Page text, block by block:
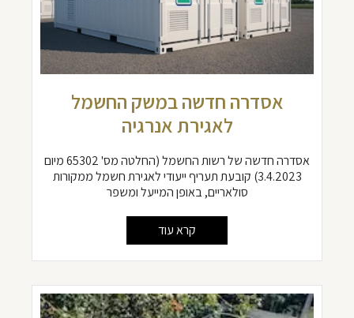
אסדרה חדשה במשק החשמל
לאגירת אנרגיה
אסדרה חדשה של רשות החשמל (החלטה מס' 65302 מיום
3.4.2023) קובעת תעריף ייעודי לאגירת חשמל ממקורות
סולאריים, באופן המייעל ומשפר
קרא עוד